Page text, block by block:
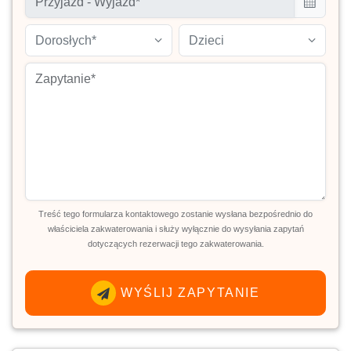
Dorosłych* Dzieci
Treść tego formularza kontaktowego zostanie wysłana bezpośrednio do
właściciela zakwaterowania i służy wyłącznie do wysyłania zapytań
dotyczących rezerwacji tego zakwaterowania.
WYŚLIJ ZAPYTANIE